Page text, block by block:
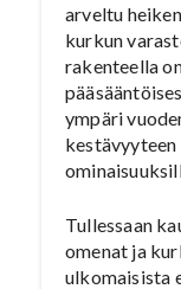
arveltu
kurkun
rakenteella
ympäri
Tullessaan
omenat ja
ulkomaisista